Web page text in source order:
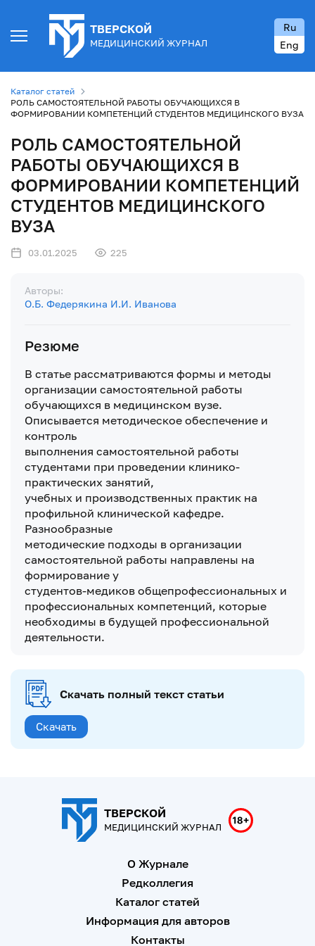
ТВЕРСКОЙ
МЕДИЦИНСКИЙ ЖУРНАЛ
Ru
Eng
Каталог статей
РОЛЬ САМОСТОЯТЕЛЬНОЙ РАБОТЫ ОБУЧАЮЩИХСЯ В
ФОРМИРОВАНИИ КОМПЕТЕНЦИЙ СТУДЕНТОВ МЕДИЦИНСКОГО ВУЗА
РОЛЬ САМОСТОЯТЕЛЬНОЙ
РАБОТЫ ОБУЧАЮЩИХСЯ В
ФОРМИРОВАНИИ КОМПЕТЕНЦИЙ
СТУДЕНТОВ МЕДИЦИНСКОГО
ВУЗА
03.01.2025 225
Авторы:
О.Б. Федерякина И.И. Иванова
Резюме
В статье рассматриваются формы и методы
организации самостоятельной работы
обучающихся в медицинском вузе.
Описывается методическое обеспечение и
контроль
выполнения самостоятельной работы
студентами при проведении клинико-
практических занятий,
учебных и производственных практик на
профильной клинической кафедре.
Разнообразные
методические подходы в организации
самостоятельной работы направлены на
формирование у
студентов-медиков общепрофессиональных и
профессиональных компетенций, которые
необходимы в будущей профессиональной
деятельности.
Скачать полный текст статьи
Скачать
ТВЕРСКОЙ
МЕДИЦИНСКИЙ ЖУРНАЛ
О Журнале
Редколлегия
Каталог статей
Информация для авторов
Контакты